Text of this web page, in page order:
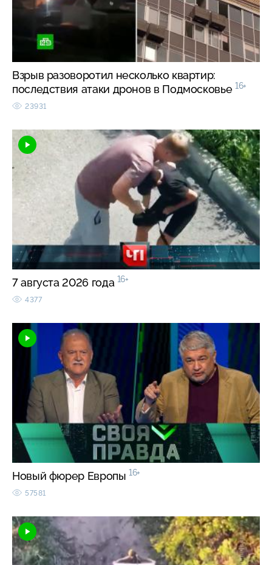
Взрыв разоворотил несколько квартир:
последствия атаки дронов в Подмосковье 16+
23931
7 августа 2026 года 16+
4377
Новый фюрер Европы 16+
57581